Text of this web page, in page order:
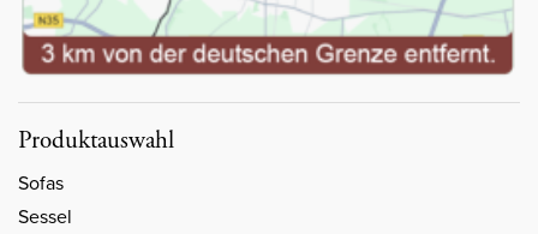
Produktauswahl
Sofas
Sessel